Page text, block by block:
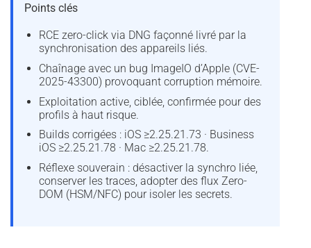
Points clés
RCE zero-click via DNG façonné livré par la
synchronisation des appareils liés.
Chaînage avec un bug ImageIO d’Apple (CVE-
2025-43300) provoquant corruption mémoire.
Exploitation active, ciblée, confirmée pour des
profils à haut risque.
Builds corrigées : iOS ≥2.25.21.73 · Business
iOS ≥2.25.21.78 · Mac ≥2.25.21.78.
Réflexe souverain : désactiver la synchro liée,
conserver les traces, adopter des flux Zero-
DOM (HSM/NFC) pour isoler les secrets.